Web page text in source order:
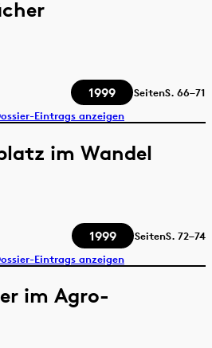
1999 SeitenS. 66–71
Eintrags anzeigen
im Wandel
1999 SeitenS. 72–74
Eintrags anzeigen
im Agro-